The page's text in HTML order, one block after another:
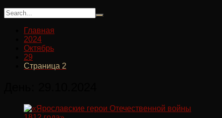
Главная
2024
Октябрь
29
Страница 2